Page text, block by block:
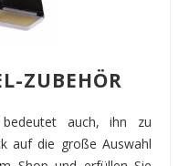
ZUBEHÖR
auch, ihn zu
auf die große Auswahl